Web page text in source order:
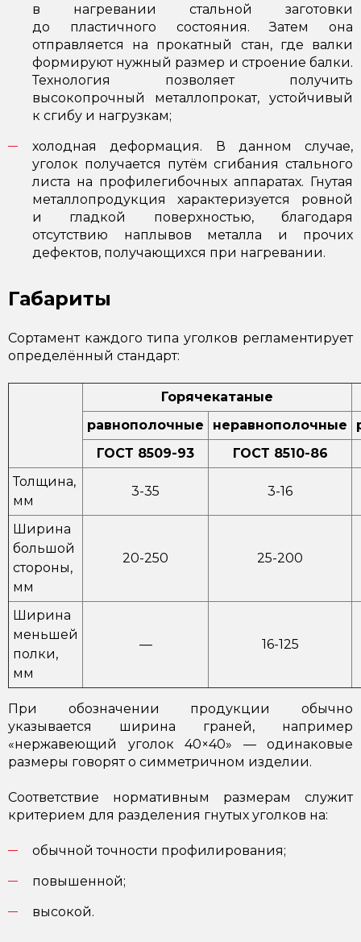
в нагревании стальной заготовки
до пластичного состояния. Затем она
отправляется на прокатный стан, где валки
формируют нужный размер и строение балки.
Технология позволяет получить
высокопрочный металлопрокат, устойчивый
к сгибу и нагрузкам;
холодная деформация. В данном случае,
уголок получается путём сгибания стального
листа на профилегибочных аппаратах. Гнутая
металлопродукция характеризуется ровной
и гладкой поверхностью, благодаря
отсутствию наплывов металла и прочих
дефектов, получающихся при нагревании.
Габариты
Сортамент каждого типа уголков регламентирует
определённый стандарт:
Горячекатаные
равнополочные
неравнополочные
ГОСТ 8509-93
ГОСТ 8510-86
Толщина,
мм
3-35 3-16
Ширина
большой
стороны,
мм
20-250 25-200
Ширина
меньшей
полки,
мм
— 16-125
При обозначении продукции обычно
указывается ширина граней, например
«нержавеющий уголок 40×40» — одинаковые
размеры говорят о симметричном изделии.
Соответствие нормативным размерам служит
критерием для разделения гнутых уголков на:
обычной точности профилирования;
повышенной;
высокой.